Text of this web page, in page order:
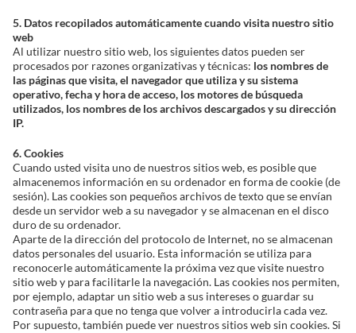
5. Datos recopilados automáticamente cuando visita nuestro sitio
web
Al utilizar nuestro sitio web, los siguientes datos pueden ser
procesados por razones organizativas y técnicas: los nombres de
las páginas que visita, el navegador que utiliza y su sistema
operativo, fecha y hora de acceso, los motores de búsqueda
utilizados, los nombres de los archivos descargados y su dirección
IP.
6. Cookies
Cuando usted visita uno de nuestros sitios web, es posible que
almacenemos información en su ordenador en forma de cookie (de
sesión). Las cookies son pequeños archivos de texto que se envían
desde un servidor web a su navegador y se almacenan en el disco
duro de su ordenador.
Aparte de la dirección del protocolo de Internet, no se almacenan
datos personales del usuario. Esta información se utiliza para
reconocerle automáticamente la próxima vez que visite nuestro
sitio web y para facilitarle la navegación. Las cookies nos permiten,
por ejemplo, adaptar un sitio web a sus intereses o guardar su
contraseña para que no tenga que volver a introducirla cada vez.
Por supuesto, también puede ver nuestros sitios web sin cookies. Si